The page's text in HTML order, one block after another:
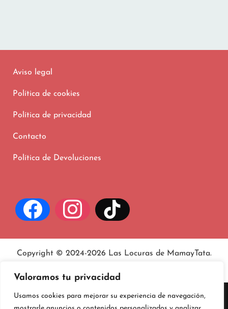
Valoramos tu privacidad
Usamos cookies para mejorar su experiencia de navegación,
Aviso legal
Política de cookies
Política de privacidad
Contacto
Política de Devoluciones
Copyright © 2024-2026 Las Locuras de MamayTata.